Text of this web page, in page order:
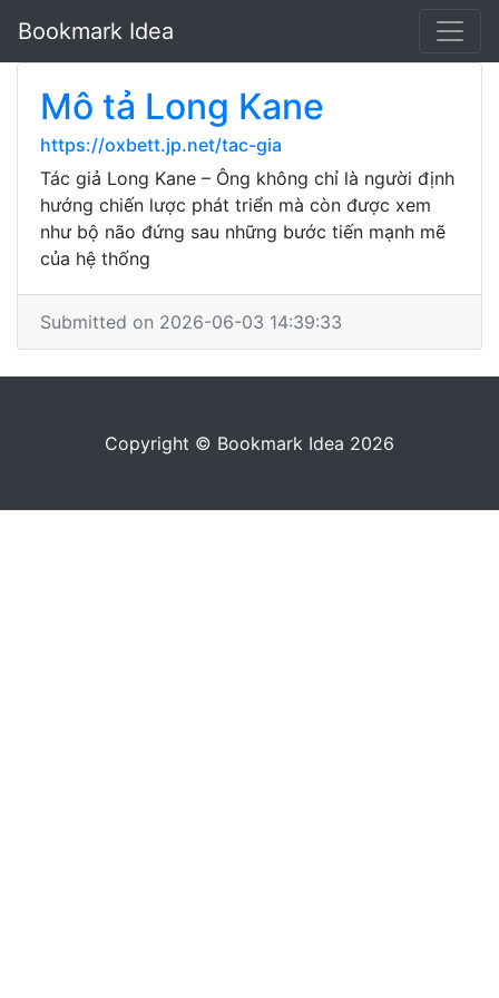
Bookmark Idea
Mô tả Long Kane
https://oxbett.jp.net/tac-gia
Tác giả Long Kane – Ông không chỉ là người định
hướng chiến lược phát triển mà còn được xem
như bộ não đứng sau những bước tiến mạnh mẽ
của hệ thống
Submitted on 2026-06-03 14:39:33
Copyright © Bookmark Idea 2026